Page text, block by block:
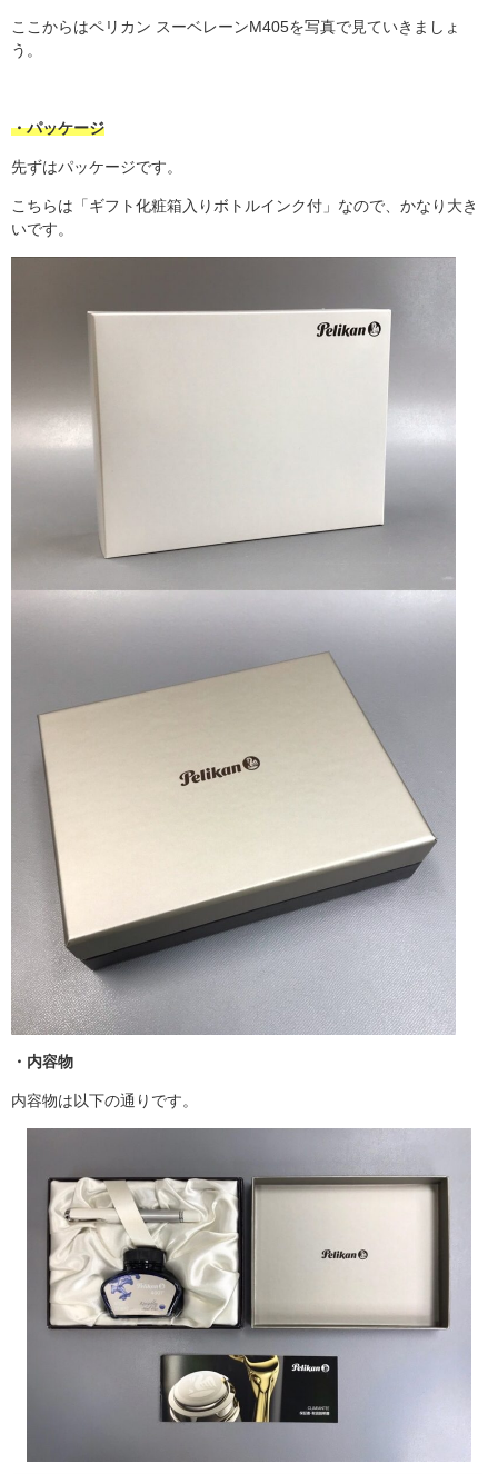
ここからはペリカン スーベレーン M405を写真で見ていきましょ
う。
・パッケージ
先ずはパッケージです。
こちらは「ギフト化粧箱入りボトルインク付」なので、かなり大き
いです。
・内容物
内容物は以下の通りです。